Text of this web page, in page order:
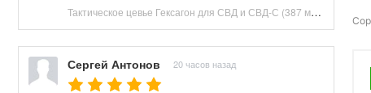
Тактическое цевье Гексагон для СВД и СВД-С (387 мм, Д16Т) купить в Москве и СПБ, цена 16900 руб. Доставка по РФ!
Сергей Антонов 20 часов назад